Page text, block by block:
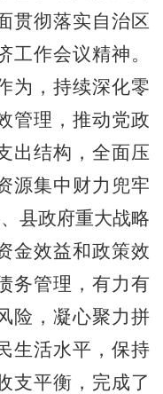
贯彻落实 自治区
工作会议精神。
为， 持续深化零
管理，推动党政
出结构， 全面压
源集中财力 兜牢
县政府重大战略
金效益和政策效
务管理，有力有
险，凝心聚力拼
生活水平，保持
支平衡， 完成了